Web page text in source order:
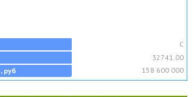
C
32741.00
руб
158 600 000